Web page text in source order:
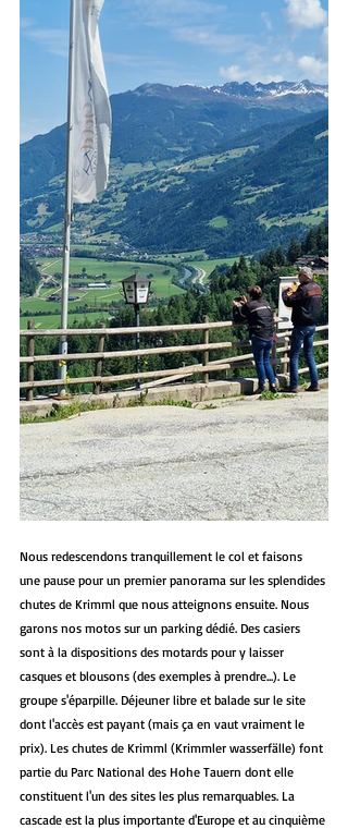
Nous redescendons tranquillement le col et faisons
une pause pour un premier panorama sur les splendides
chutes de Krimml que nous atteignons ensuite. Nous
garons nos motos sur un parking dédié. Des casiers
sont à la dispositions des motards pour y laisser
casques et blousons (des exemples à prendre...). Le
groupe s'éparpille. Déjeuner libre et balade sur le site
dont l'accès est payant (mais ça en vaut vraiment le
prix). Les chutes de Krimml (Krimmler wasserfälle) font
partie du Parc National des Hohe Tauern dont elle
constituent l'un des sites les plus remarquables. La
cascade est la plus importante d'Europe et au cinquième